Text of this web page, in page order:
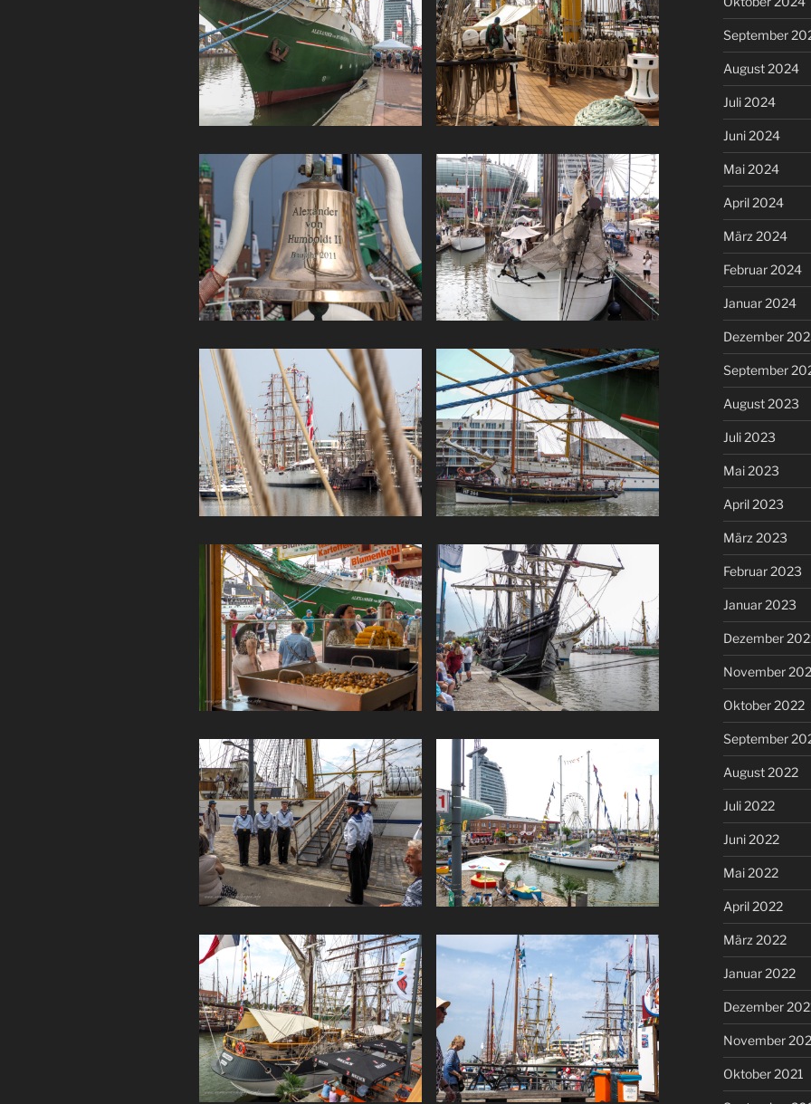
September
August 2024
Juli 2024
Juni 2024
Mai 2024
April 2024
März 2024
Februar 2024
Januar 2024
Dezember
September
August 2023
Juli 2023
Mai 2023
April 2023
März 2023
Februar 2023
Januar 2023
Dezember
November
Oktober 2022
September
August 2022
Juli 2022
Juni 2022
Mai 2022
April 2022
März 2022
Januar 2022
Dezember
November
Oktober 2021